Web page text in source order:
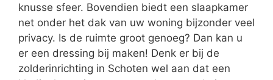
knusse sfeer. Bovendien biedt een slaapkamer
net onder het dak van uw woning bijzonder veel
privacy. Is de ruimte groot genoeg? Dan kan u
er een dressing bij maken! Denk er bij de
zolderinrichting in Schoten wel aan dat een